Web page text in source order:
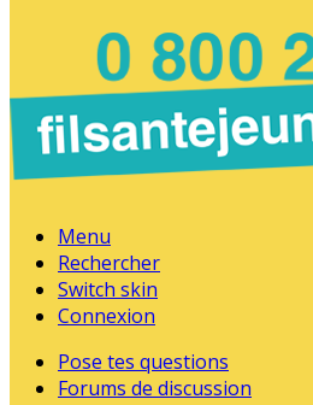
Menu
Rechercher
Switch skin
Connexion
Pose tes questions
Forums de discussion